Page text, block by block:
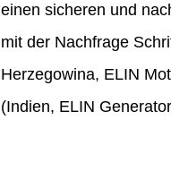
einen sicheren und
mit der Nachfrage
Herzegowina, ELIN
(Indien, ELIN